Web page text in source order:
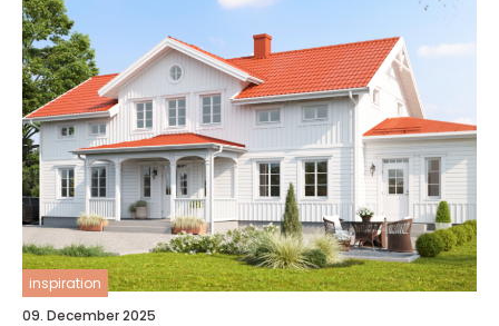
inspiration
09. December 2025